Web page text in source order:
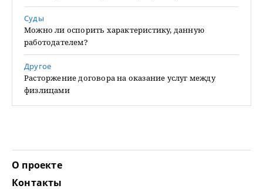
Суды
Можно ли оспорить характеристику, данную
работодателем?
Другое
Расторжение договора на оказание услуг между
физлицами
О проекте
Контакты